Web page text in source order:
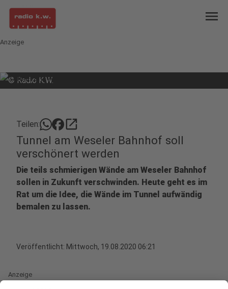
menu
Anzeige
© Radio K.W.
Teilen: open_in_new
Tunnel am Weseler Bahnhof soll
verschönert werden
Die teils schmierigen Wände am Weseler Bahnhof
sollen in Zukunft verschwinden. Heute geht es im
Rat um die Idee, die Wände im Tunnel aufwändig
bemalen zu lassen.
Veröffentlicht: Mittwoch, 19.08.2020 06:21
Anzeige